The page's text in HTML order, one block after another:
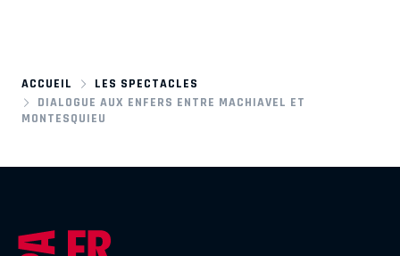
ACCUEIL
LES SPECTACLES
DIALOGUE AUX ENFERS ENTRE MACHIAVEL ET
MONTESQUIEU